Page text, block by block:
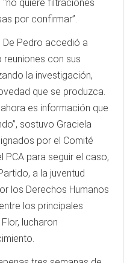
quiere filtraciones
por confirmar”.
De Pedro accedió a
reuniones con sus
la investigación,
que se produzca.
es información que
sostuvo Graciela
por el Comité
PCA para seguir el caso,
a la juventud
los Derechos Humanos
los principales
lucharon